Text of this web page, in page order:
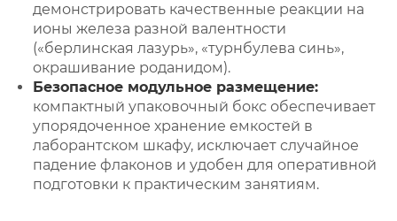
демонстрировать качественные реакции на
ионы железа разной валентности
(«берлинская лазурь», «турнбулева синь»,
окрашивание роданидом).
Безопасное модульное размещение:
компактный упаковочный бокс обеспечивает
упорядоченное хранение емкостей в
лаборантском шкафу, исключает случайное
падение флаконов и удобен для оперативной
подготовки к практическим занятиям.